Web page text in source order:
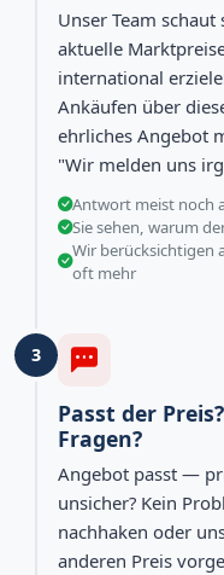
Unser Team
aktuelle
international
Ankäufen über
ehrliches Angebot
"Wir melden uns
Antwort meist noch
Sie sehen, warum
Wir berücksichtigen
oft mehr
3
Passt der
Fragen?
Angebot passt —
unsicher? Kein
nachhaken oder
anderen Preis